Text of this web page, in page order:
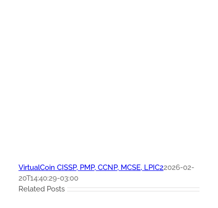
VirtualCoin CISSP, PMP, CCNP, MCSE, LPIC22026-02-
20T14:40:29-03:00
Related Posts